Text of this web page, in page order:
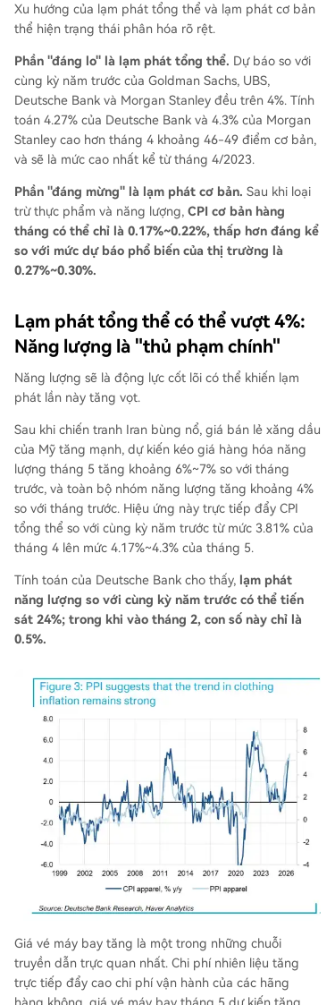
Xu hướng của lạm phát tổng thể và lạm phát cơ bản
thể hiện trạng thái phân hóa rõ rệt.
Phần "đáng lo" là lạm phát tổng thể. Dự báo so với
cùng kỳ năm trước của Goldman Sachs, UBS,
Deutsche Bank và Morgan Stanley đều trên 4%. Tính
toán 4.27% của Deutsche Bank và 4.3% của Morgan
Stanley cao hơn tháng 4 khoảng 46-49 điểm cơ bản,
và sẽ là mức cao nhất kể từ tháng 4/2023.
Phần "đáng mừng" là lạm phát cơ bản. Sau khi loại
trừ thực phẩm và năng lượng, CPI cơ bản hàng
tháng có thể chỉ là 0.17%~0.22%, thấp hơn đáng kể
so với mức dự báo phổ biến của thị trường là
0.27%~0.30%.
Lạm phát tổng thể có thể vượt 4%:
Năng lượng là "thủ phạm chính"
Năng lượng sẽ là động lực cốt lõi có thể khiến lạm
phát lần này tăng vọt.
Sau khi chiến tranh Iran bùng nổ, giá bán lẻ xăng dầu
của Mỹ tăng mạnh, dự kiến kéo giá hàng hóa năng
lượng tháng 5 tăng khoảng 6%~7% so với tháng
trước, và toàn bộ nhóm năng lượng tăng khoảng 4%
so với tháng trước. Hiệu ứng này trực tiếp đẩy CPI
tổng thể so với cùng kỳ năm trước từ mức 3.81% của
tháng 4 lên mức 4.17%~4.3% của tháng 5.
Tính toán của Deutsche Bank cho thấy, lạm phát
năng lượng so với cùng kỳ năm trước có thể tiến
sát 24%; trong khi vào tháng 2, con số này chỉ là
0.5%.
Giá vé máy bay tăng là một trong những chuỗi
truyền dẫn trực quan nhất. Chi phí nhiên liệu tăng
trực tiếp đẩy cao chi phí vận hành của các hãng
hàng không, giá vé máy bay tháng 5 dự kiến tăng